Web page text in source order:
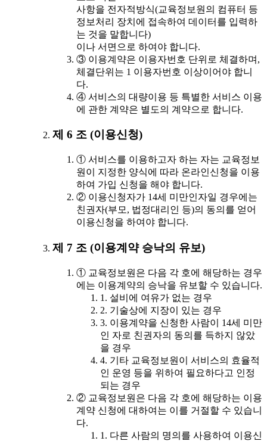
사항을 전자적방식(교육정보원의 컴퓨터 등
정보처리 장치에 접속하여 데이터를 입력하
는 것을 말합니다)
이나 서면으로 하여야 합니다.
③ 이용계약은 이용자번호 단위로 체결하며,
체결단위는 1 이용자번호 이상이어야 합니
다.
④ 서비스의 대량이용 등 특별한 서비스 이용
에 관한 계약은 별도의 계약으로 합니다.
제 6 조 (이용신청)
① 서비스를 이용하고자 하는 자는 교육정보
원이 지정한 양식에 따라 온라인신청을 이용
하여 가입 신청을 해야 합니다.
② 이용신청자가 14세 미만인자일 경우에는
친권자(부모, 법정대리인 등)의 동의를 얻어
이용신청을 하여야 합니다.
제 7 조 (이용계약 승낙의 유보)
① 교육정보원은 다음 각 호에 해당하는 경우
에는 이용계약의 승낙을 유보할 수 있습니다.
1. 설비에 여유가 없는 경우
2. 기술상에 지장이 있는 경우
3. 이용계약을 신청한 사람이 14세 미만
인 자로 친권자의 동의를 득하지 않았
을 경우
4. 기타 교육정보원이 서비스의 효율적
인 운영 등을 위하여 필요하다고 인정
되는 경우
② 교육정보원은 다음 각 호에 해당하는 이용
계약 신청에 대하여는 이를 거절할 수 있습니
다.
1. 다른 사람의 명의를 사용하여 이용신